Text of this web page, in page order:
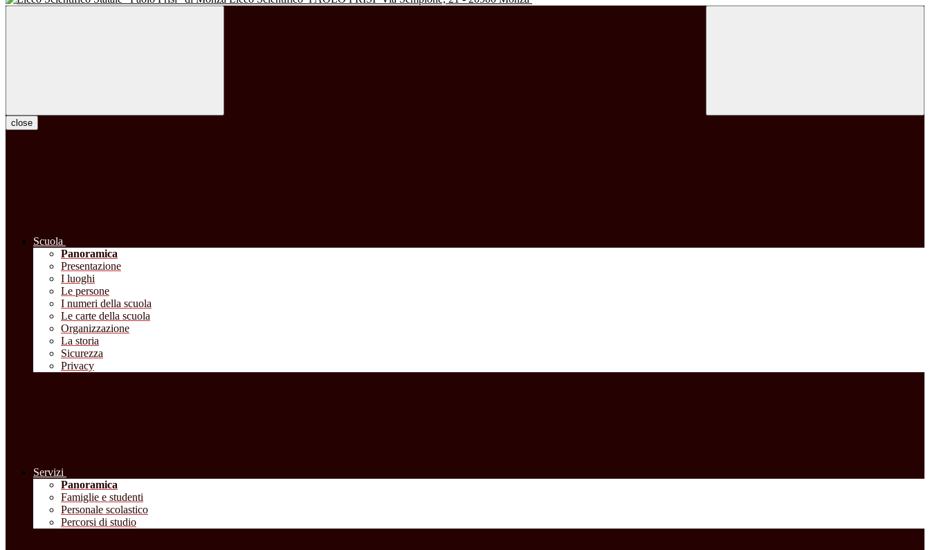
close
Scuola
Panoramica
Presentazione
I luoghi
Le persone
I numeri della scuola
Le carte della scuola
Organizzazione
La storia
Sicurezza
Privacy
Servizi
Panoramica
Famiglie e studenti
Personale scolastico
Percorsi di studio